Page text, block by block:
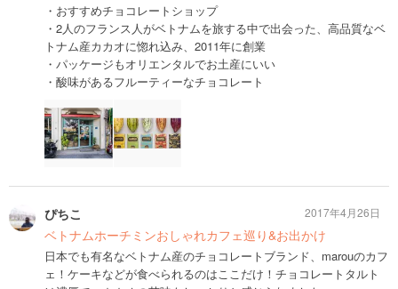
・おすすめチョコレートショップ
・2人のフランス人がベトナムを旅する中で出会った、高品質なベ
トナム産カカオに惚れ込み、2011年に創業
・パッケージもオリエンタルでお土産にいい
・酸味があるフルーティーなチョコレート
ぴちこ
ベトナムホーチミンおしゃれカフェ巡り&お出かけ
日本でも有名なベトナム産のチョコレートブランド、marouのカフ
ェ！ケーキなどが食べられるのはここだけ！チョコレートタルト
2017年4月26日